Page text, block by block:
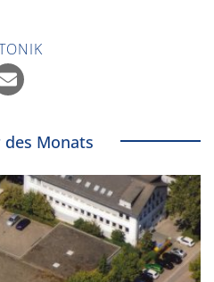
Monats